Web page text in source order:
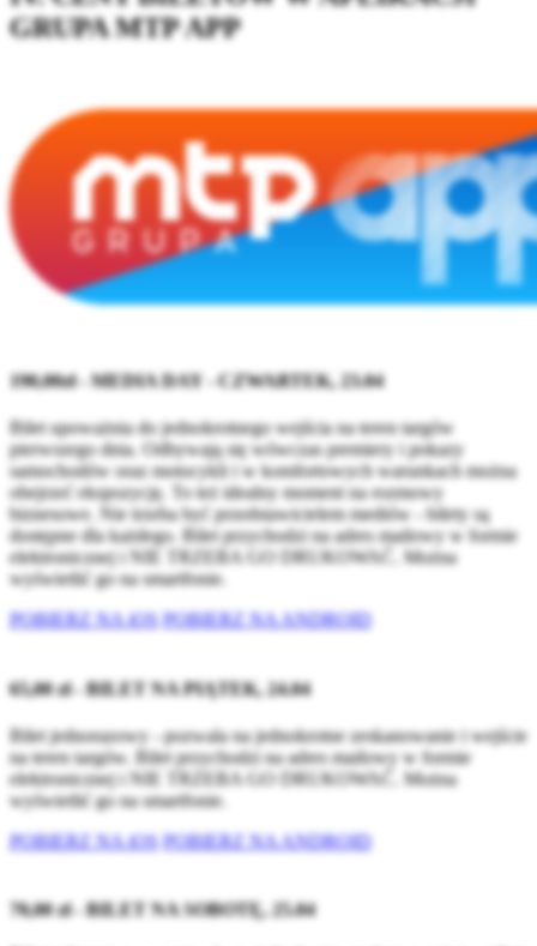
GRUPA MTP APP
190,00zł - MEDIA DAY - CZWARTEK, 23.04
Bilet upoważnia do jednokrotnego wejścia na teren targów
pierwszego dnia. Odbywają się wówczas premiery i pokazy
samochodów oraz motocykli i w komfortowych warunkach można
obejrzeć ekspozycję. To też idealny moment na rozmowy
biznesowe. Nie trzeba być przedstawicielem mediów - bilety są
dostępne dla każdego. Bilet przychodzi na adres mailowy w formie
elektronicznej i NIE TRZEBA GO DRUKOWAĆ. Można
wyświetlić go na smartfonie.
POBIERZ NA iOS POBIERZ NA ANDROID
65,00 zł - BILET NA PIĄTEK, 24.04
Bilet jednorazowy - pozwala na jednokrotne zeskanowanie i wejście
na teren targów. Bilet przychodzi na adres mailowy w formie
elektronicznej i NIE TRZEBA GO DRUKOWAĆ. Można
wyświetlić go na smartfonie.
POBIERZ NA iOS POBIERZ NA ANDROID
70,00 zł - BILET NA SOBOTĘ, 25.04